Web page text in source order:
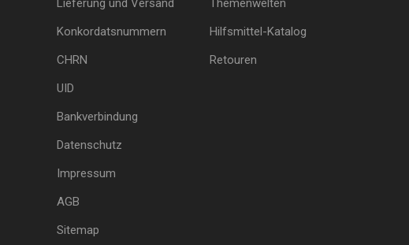
Lieferung und Versand
Konkordatsnummern
CHRN
UID
Bankverbindung
Datenschutz
Impressum
AGB
Sitemap
Themenwelten
Hilfsmittel-Katalog
Retouren